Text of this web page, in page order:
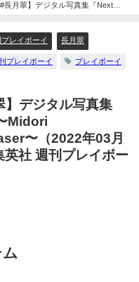
社 週刊プレイボーイ公式】さん
20/2023
長月翠】デジタル写真集『Next
Teaser〜（2022年03月24日） | 週
レイボーイ 長月翠
プレイボーイ プレイボーイ
】デジタル写真集
Midori
〜（2022年03月
社 週刊プレイボー